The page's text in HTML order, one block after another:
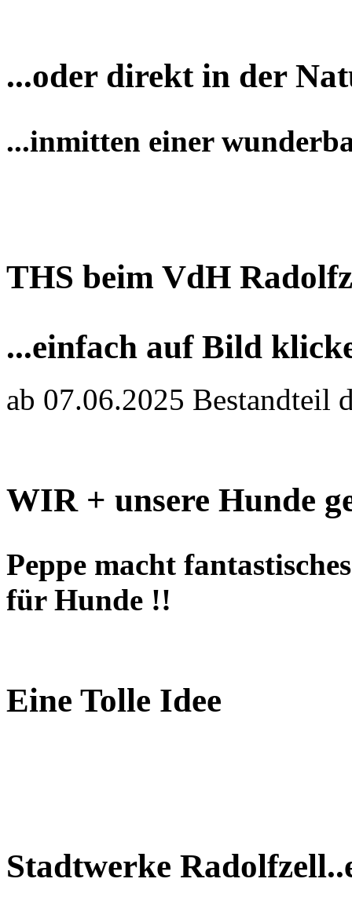
...oder direkt in der
...inmitten einer
THS beim VdH
...einfach auf Bild
ab 07.06.2025 Bestandteil
WIR + unsere Hunde
Peppe macht
für Hunde !!
Eine Tolle Idee
Stadtwerke